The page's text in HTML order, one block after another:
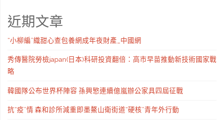
近期文章
“小柳編”織甜心查包養網成年夜財產_中國網
秀傳醫院勞檢japan(日本)科研投資翻倍：高市早苗推動新技術國家戰
略
韓國隊公布世界杯陣容 孫興慜連續億嵐辦公家具四屆征戰
抗“疫”情 森和診所減重即墨鰲山衛街道“硬核”青年外行動